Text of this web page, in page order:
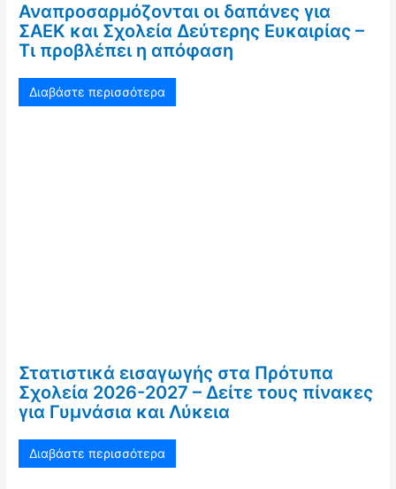
Αναπροσαρμόζονται οι δαπάνες για
ΣΑΕΚ και Σχολεία Δεύτερης Ευκαιρίας –
Τι προβλέπει η απόφαση
Διαβάστε περισσότερα
Στατιστικά εισαγωγής στα Πρότυπα
Σχολεία 2026-2027 – Δείτε τους πίνακες
για Γυμνάσια και Λύκεια
Διαβάστε περισσότερα